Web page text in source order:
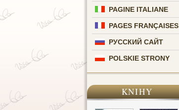
PAGINE ITALIANE
PAGES FRANÇAISES
РУССКИЙ САЙТ
POLSKIE STRONY
KNIHY